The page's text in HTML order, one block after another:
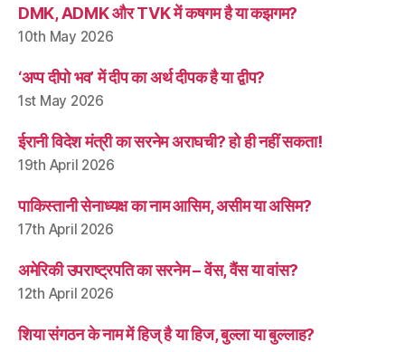
DMK, ADMK और TVK में कषगम है या कझगम?
10th May 2026
‘अप्प दीपो भव’ में दीप का अर्थ दीपक है या द्वीप?
1st May 2026
ईरानी विदेश मंत्री का सरनेम अराघची? हो ही नहीं सकता!
19th April 2026
पाकिस्तानी सेनाध्यक्ष का नाम आसिम, असीम या असिम?
17th April 2026
अमेरिकी उपराष्ट्रपति का सरनेम – वेंस, वैंस या वांस?
12th April 2026
शिया संगठन के नाम में हिज् है या हिज, बुल्ला या बुल्लाह?